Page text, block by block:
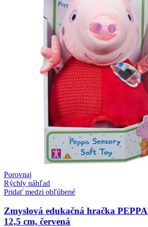
Porovnaj
Rýchly náhľad
Pridať medzi obľúbené
Zmyslová edukačná hračka
12,5 cm, červená